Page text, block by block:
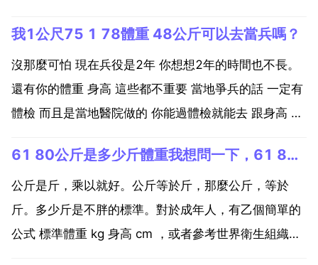
我1公尺75 1 78體重 48公斤可以去當兵嗎？
沒那麼可怕 現在兵役是2年 你想想2年的時間也不長。
還有你的體重 身高 這些都不重要 當地爭兵的話 一定有
體檢 而且是當地醫院做的 你能過體檢就能去 跟身高 體
可以嗎 第乙個，男性必須18 24周歲。第二，男性，身
高160cm以上。第三，不超過標...
61 80公斤是多少斤體重我想問一下，61 8公斤是多少斤？
公斤是斤，乘以就好。公斤等於斤，那麼公斤，等於
斤。多少斤是不胖的標準。對於成年人，有乙個簡單的
公式 標準體重 kg 身高 cm ，或者參考世界衛生組織的